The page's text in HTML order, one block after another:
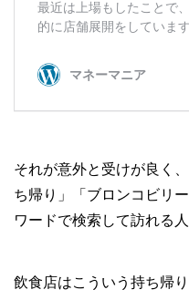
それが意外と受けが良く
ち帰り」「ブロンコビリ
ワードで検索して訪れる
飲食店はこういう持ち帰